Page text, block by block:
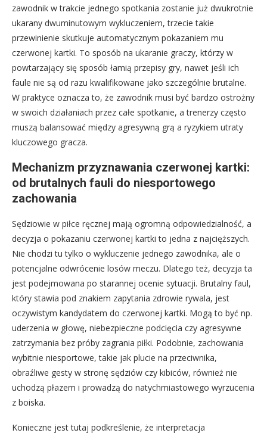
zawodnik w trakcie jednego spotkania zostanie już dwukrotnie
ukarany dwuminutowym wykluczeniem, trzecie takie
przewinienie skutkuje automatycznym pokazaniem mu
czerwonej kartki. To sposób na ukaranie graczy, którzy w
powtarzający się sposób łamią przepisy gry, nawet jeśli ich
faule nie są od razu kwalifikowane jako szczególnie brutalne.
W praktyce oznacza to, że zawodnik musi być bardzo ostrożny
w swoich działaniach przez całe spotkanie, a trenerzy często
muszą balansować między agresywną grą a ryzykiem utraty
kluczowego gracza.
Mechanizm przyznawania czerwonej kartki:
od brutalnych fauli do niesportowego
zachowania
Sędziowie w piłce ręcznej mają ogromną odpowiedzialność, a
decyzja o pokazaniu czerwonej kartki to jedna z najcięższych.
Nie chodzi tu tylko o wykluczenie jednego zawodnika, ale o
potencjalne odwrócenie losów meczu. Dlatego też, decyzja ta
jest podejmowana po starannej ocenie sytuacji. Brutalny faul,
który stawia pod znakiem zapytania zdrowie rywala, jest
oczywistym kandydatem do czerwonej kartki. Mogą to być np.
uderzenia w głowę, niebezpieczne podcięcia czy agresywne
zatrzymania bez próby zagrania piłki. Podobnie, zachowania
wybitnie niesportowe, takie jak plucie na przeciwnika,
obraźliwe gesty w stronę sędziów czy kibiców, również nie
uchodzą płazem i prowadzą do natychmiastowego wyrzucenia
z boiska.
Konieczne jest tutaj podkreślenie, że interpretacja